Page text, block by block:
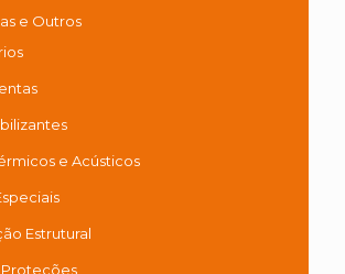
e Outros
e Acústicos
Estrutural
Proteções